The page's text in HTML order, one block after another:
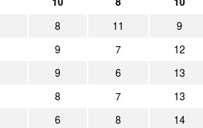
Alemannia
Westfalia
2025
8 11 9
9 7 12
9 6 13
8 7 13
6 8 14